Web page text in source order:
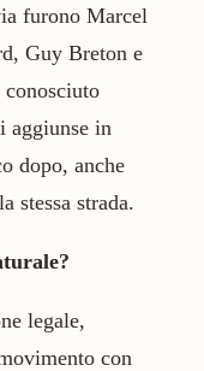
furono Marcel
Guy Breton e
aggiunse in
dopo, anche
stessa strada.
legale,
con